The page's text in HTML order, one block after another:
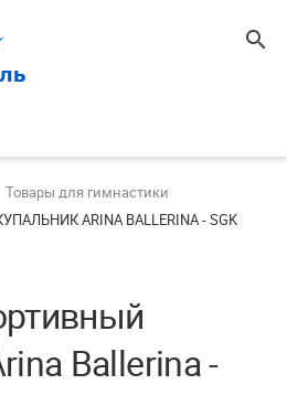
search
Товары для гимнастики
ARINA BALLERINA - SGK
Ballerina -